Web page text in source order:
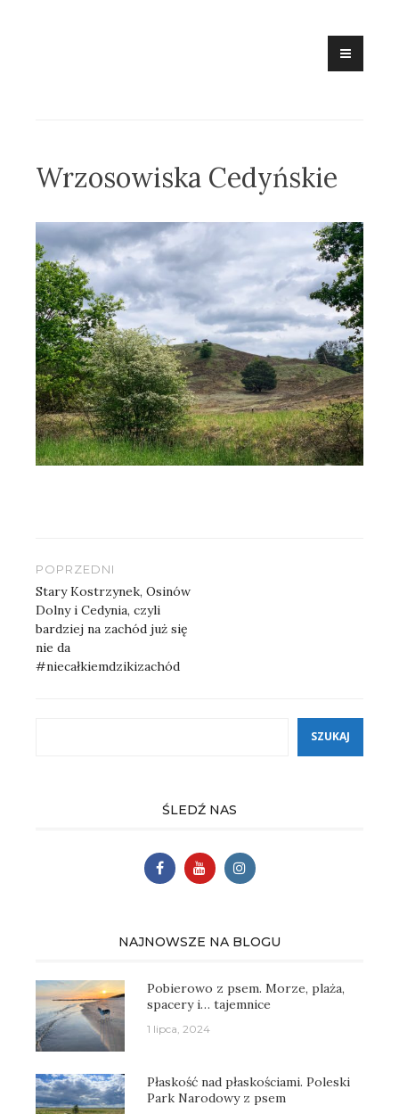
Wrzosowiska Cedyńskie
Nawigacja
wpisu
POPRZEDNI
Stary Kostrzynek, Osinów
Dolny i Cedynia, czyli
bardziej na zachód już się
nie da
#niecałkiemdzikizachód
SZUKAJ
ŚLEDŹ NAS
NAJNOWSZE NA BLOGU
Pobierowo z psem. Morze, plaża,
spacery i… tajemnice
1 lipca, 2024
Płaskość nad płaskościami. Poleski
Park Narodowy z psem